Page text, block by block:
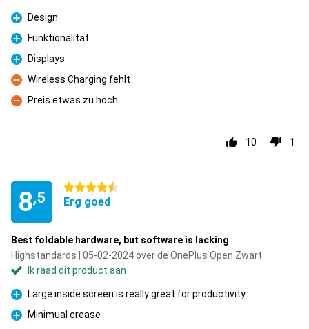
Pluspunt
Design
Pluspunt
Funktionalität
Pluspunt
Displays
Minpunt
Wireless Charging fehlt
Minpunt
Preis etwas zu hoch
10 1
8,5
4.5 sterren
Erg goed
Best foldable hardware, but software is lacking
Highstandards | 05-02-2024 over de OnePlus Open Zwart
Ik raad dit product aan
Pluspunt
Large inside screen is really great for productivity
Pluspunt
Minimual crease